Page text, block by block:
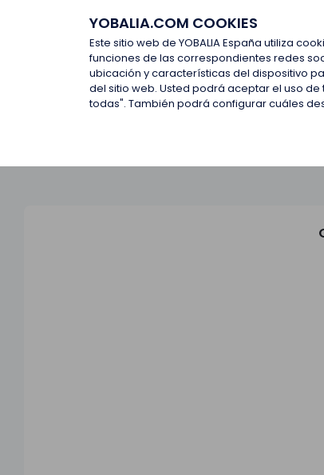
YOBALIA.COM COOKIES
Este sitio web de YOBALIA España utiliza
funciones de las correspondientes redes
ubicación y características del dispositivo
del sitio web. Usted podrá aceptar el uso
todas". También podrá configurar cuáles
Últimas ofertas
Últimas ofertas